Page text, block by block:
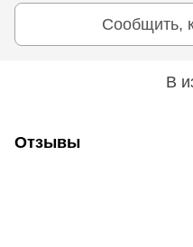
Сообщить,
В
Отзывы